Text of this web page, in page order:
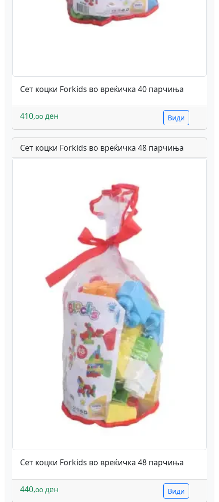
Сет коцки Forkids во вреќичка 40 парчиња
410,oo ден Види
Сет коцки Forkids во вреќичка 48 парчиња
Сет коцки Forkids во вреќичка 48 парчиња
440,oo ден Види